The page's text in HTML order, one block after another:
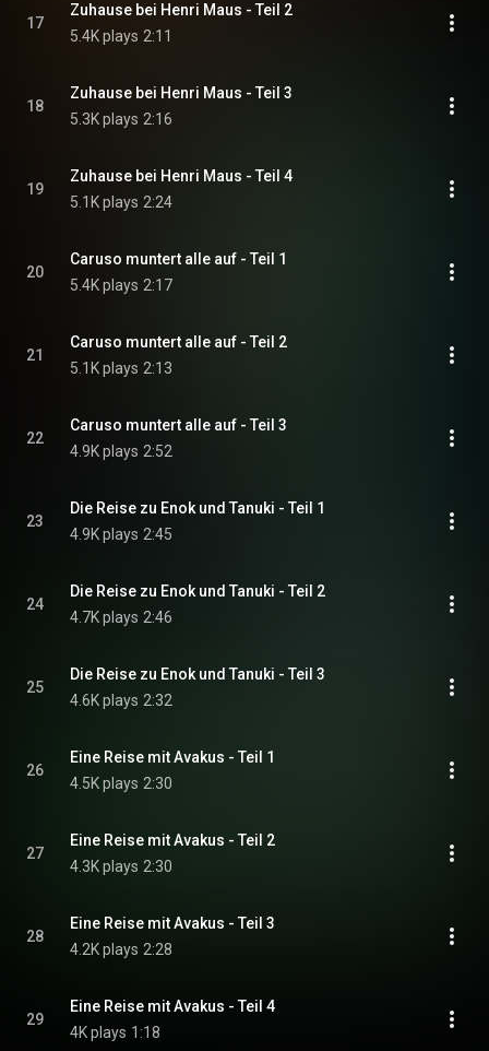
17
Zuhause bei Henri Maus - Teil 2
5.4K plays 2:11
18
Zuhause bei Henri Maus - Teil 3
5.3K plays 2:16
19
Zuhause bei Henri Maus - Teil 4
5.1K plays 2:24
20
Caruso muntert alle auf - Teil 1
5.4K plays 2:17
21
Caruso muntert alle auf - Teil 2
5.1K plays 2:13
22
Caruso muntert alle auf - Teil 3
4.9K plays 2:52
23
Die Reise zu Enok und Tanuki - Teil 1
4.9K plays 2:45
24
Die Reise zu Enok und Tanuki - Teil 2
4.7K plays 2:46
25
Die Reise zu Enok und Tanuki - Teil 3
4.6K plays 2:32
26
Eine Reise mit Avakus - Teil 1
4.5K plays 2:30
27
Eine Reise mit Avakus - Teil 2
4.3K plays 2:30
28
Eine Reise mit Avakus - Teil 3
4.2K plays 2:28
29
Eine Reise mit Avakus - Teil 4
4K plays 1:18